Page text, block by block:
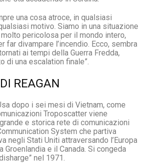
una cosa atroce, in qualsiasi
motivo. Siamo in una situazione
pericolosa per il mondo intero,
far divampare l’incendio. Ecco, sembra
ai tempi della Guerra Fredda,
di una escalation finale”.
REAGAN
dopo i sei mesi di Vietnam, come
Troposcatter viene
e storica rete di comunicazioni
System che partiva
negli Stati Uniti attraversando l’Europa
Groenlandia e il Canada. Si congeda
nel 1971.